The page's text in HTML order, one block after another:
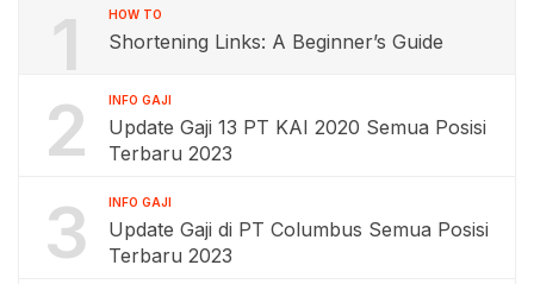
1 HOW TO
Shortening Links: A Beginner’s Guide
2 INFO GAJI
Update Gaji 13 PT KAI 2020 Semua Posisi
Terbaru 2023
3 INFO GAJI
Update Gaji di PT Columbus Semua Posisi
Terbaru 2023